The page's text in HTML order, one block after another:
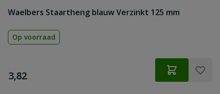
Waelbers Staartheng blauw Verzinkt 125 mm
Op voorraad
€
3,82